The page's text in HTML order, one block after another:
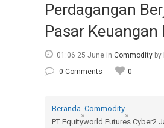
Perdagangan
Pasar Keuangan
01:06 25 June in Commodity by
0 Comments
0
Beranda
»
Commodity
»
PT Equityworld Futures Cyber2